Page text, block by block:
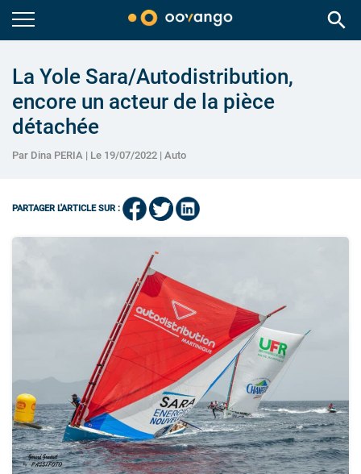
search
La Yole Sara/Autodistribution,
encore un acteur de la pièce
détachée
Par Dina PERIA | Le 19/07/2022 | Auto
PARTAGER L'ARTICLE SUR :